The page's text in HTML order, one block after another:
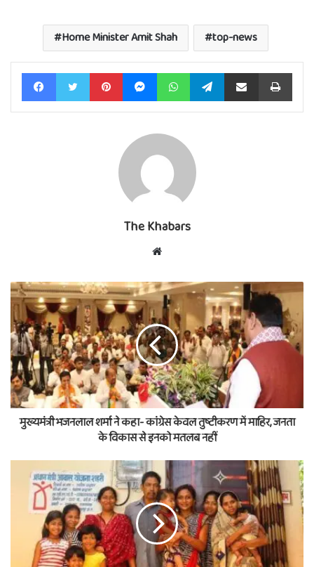
Home Minister Amit Shah top-news
FacebookTwitter PinterestMessengerWhatsAppTelegramShare via Email Print
The Khabars
Website
मुख्यमंत्री भजनलाल शर्मा ने कहा- कांग्रेस केवल तुष्टीकरण में माहिर, जनता
के विकास से इनको मतलब नहीं